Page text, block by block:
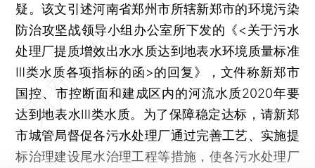
疑。该文引述河南省郑州市所辖新郑市的环境污染
防治攻坚战领导小组办公室所下发的《<关于污水
处理厂提质增效出水水质达到地表水环境质量标准
Ⅲ类水质各项指标的函>的回复》，文件称新郑市
国控、市控断面和建成区内的河流水质2020年要
达到地表水Ⅲ类水质。为了保障稳定达标，请新郑
市城管局督促各污水处理厂通过完善工艺、实施提
标治理建设尾水治理工程等措施，使各污水处理厂